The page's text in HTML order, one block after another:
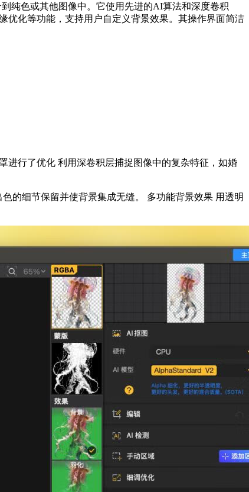
纯色或其他图像中。它使用先进的AI算法和深度卷积
优化等功能，支持用户自定义背景效果。其操作界面简洁
进行了优化 利用深卷积层捕捉图像中的复杂特征，如婚
的细节保留并使背景集成无缝。 多功能背景效果 用透明